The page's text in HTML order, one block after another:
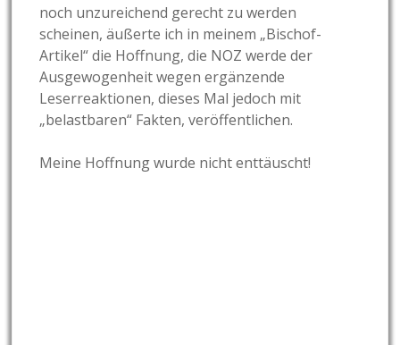
noch unzureichend gerecht zu werden
scheinen, äußerte ich in meinem „Bischof-
Artikel“ die Hoffnung, die NOZ werde der
Ausgewogenheit wegen ergänzende
Leserreaktionen, dieses Mal jedoch mit
„belastbaren“ Fakten, veröffentlichen.
Meine Hoffnung wurde nicht enttäuscht!